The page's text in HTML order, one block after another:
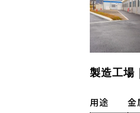
製造工場
用途
金